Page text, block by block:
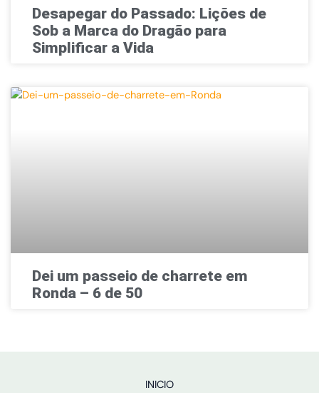
Desapegar do Passado: Lições de
Sob a Marca do Dragão para
Simplificar a Vida
Dei um passeio de charrete em
Ronda – 6 de 50
INICIO